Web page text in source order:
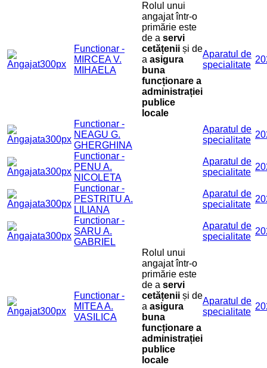
Functionar -
MIRCEA V.
MIHAELA
Rolul unui
angajat într-o
primărie este
de a servi
cetățenii și de
a asigura
buna
funcționare a
administrației
publice
locale
Aparatul de
specialitate
Functionar -
NEAGU G.
GHERGHINA
Aparatul de
specialitate
Functionar -
PENU A.
NICOLETA
Aparatul de
specialitate
Functionar -
PESTRITU A.
LILIANA
Aparatul de
specialitate
Functionar -
SARU A.
GABRIEL
Aparatul de
specialitate
Functionar -
MITEA A.
VASILICA
Rolul unui
angajat într-o
primărie este
de a servi
cetățenii și de
a asigura
buna
funcționare a
administrației
publice
locale
Aparatul de
specialitate